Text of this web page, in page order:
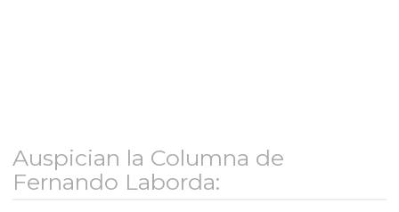
Auspician la Columna de
Fernando Laborda: